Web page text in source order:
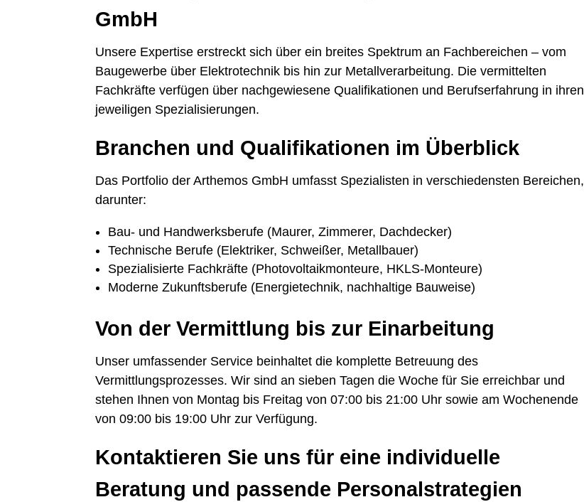
GmbH
Unsere Expertise erstreckt sich über ein breites Spektrum an Fachbereichen – vom
Baugewerbe über Elektrotechnik bis hin zur Metallverarbeitung. Die vermittelten
Fachkräfte verfügen über nachgewiesene Qualifikationen und Berufserfahrung in ihren
jeweiligen Spezialisierungen.
Branchen und Qualifikationen im Überblick
Das Portfolio der Arthemos GmbH umfasst Spezialisten in verschiedensten Bereichen,
darunter:
Bau- und Handwerksberufe (Maurer, Zimmerer, Dachdecker)
Technische Berufe (Elektriker, Schweißer, Metallbauer)
Spezialisierte Fachkräfte (Photovoltaikmonteure, HKLS-Monteure)
Moderne Zukunftsberufe (Energietechnik, nachhaltige Bauweise)
Von der Vermittlung bis zur Einarbeitung
Unser umfassender Service beinhaltet die komplette Betreuung des
Vermittlungsprozesses. Wir sind an sieben Tagen die Woche für Sie erreichbar und
stehen Ihnen von Montag bis Freitag von 07:00 bis 21:00 Uhr sowie am Wochenende
von 09:00 bis 19:00 Uhr zur Verfügung.
Kontaktieren Sie uns für eine individuelle
Beratung und passende Personalstrategien